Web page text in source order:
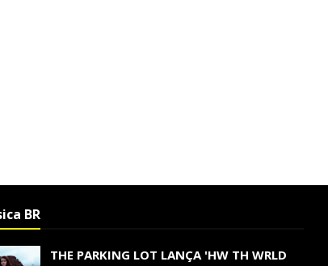
BR
THE PARKING LOT LANÇA 'HW TH WRLD